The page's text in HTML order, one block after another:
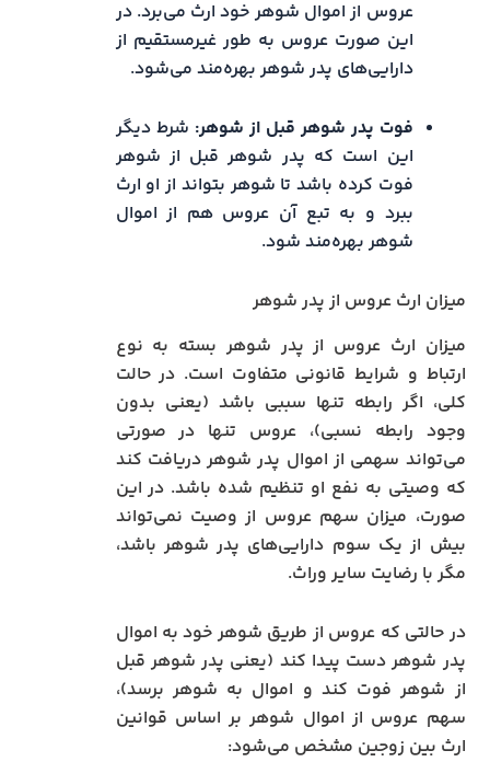
عروس از اموال شوهر خود ارث می‌برد. در
این صورت عروس به طور غیرمستقیم از
دارایی‌های پدر شوهر بهره‌مند می‌شود.
فوت پدر شوهر قبل از شوهر: شرط دیگر
این است که پدر شوهر قبل از شوهر
فوت کرده باشد تا شوهر بتواند از او ارث
ببرد و به تبع آن عروس هم از اموال
شوهر بهره‌مند شود.
میزان ارث عروس از پدر شوهر
میزان ارث عروس از پدر شوهر بسته به نوع
ارتباط و شرایط قانونی متفاوت است. در حالت
کلی، اگر رابطه تنها سببی باشد (یعنی بدون
وجود رابطه نسبی)، عروس تنها در صورتی
می‌تواند سهمی از اموال پدر شوهر دریافت کند
که وصیتی به نفع او تنظیم شده باشد. در این
صورت، میزان سهم عروس از وصیت نمی‌تواند
بیش از یک سوم دارایی‌های پدر شوهر باشد،
مگر با رضایت سایر وراث.
در حالتی که عروس از طریق شوهر خود به اموال
پدر شوهر دست پیدا کند (یعنی پدر شوهر قبل
از شوهر فوت کند و اموال به شوهر برسد)،
سهم عروس از اموال شوهر بر اساس قوانین
ارث بین زوجین مشخص می‌شود: